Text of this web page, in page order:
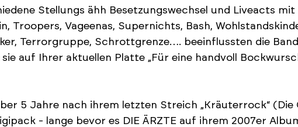
Stellungs ähh Besetzungswechsel und Liveacts
Troopers, Vageenas, Supernichts, Bash,
Terrorgruppe, Schrottgrenze…. beeinflussten die
sie auf Ihrer aktuellen Platte „Für eine handvoll
5 Jahre nach ihrem letzten Streich „Kräuterrock“ (Die
- lange bevor es DIE ÄRZTE auf ihrem 2007er